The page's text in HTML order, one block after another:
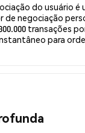
do usuário é
de negociação
transações
para